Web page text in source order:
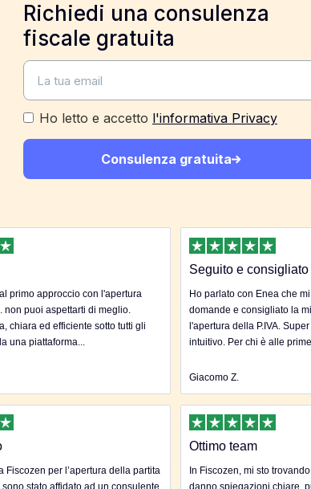
Richiedi una consulenza
fiscale gratuita
Ho letto e accetto l'informativa Privacy
Consulenza gratuita
primo approccio con l'apertura
non puoi aspettarti di meglio.
chiara ed efficiente sotto tutti gli
una piattaforma...
Seguito e consigliato
Ho parlato con Enea che
domande e consigliato la
l'apertura della P.IVA.
intuitivo. Per chi è alle
Giacomo Z.
Fiscozen per l’apertura della partita
Ottimo team
In Fiscozen, mi sto